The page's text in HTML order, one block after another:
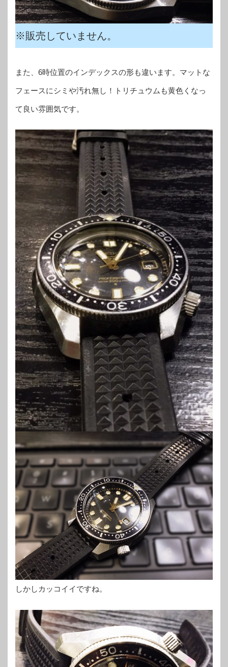
※販売していません。
また、6時位置のインデックスの形も違います。マットな
フェースにシミや汚れ無し！トリチュウムも黄色くなっ
て良い雰囲気です。
しかしカッコイイですね。